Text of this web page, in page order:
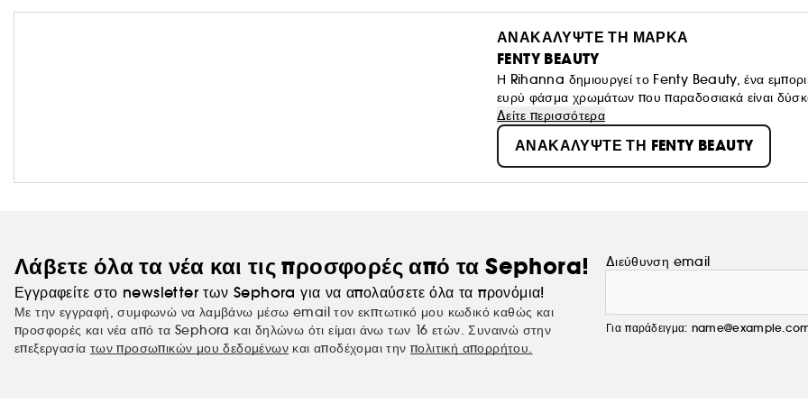
ΑΝΑΚΑΛΥΨΤΕ ΤΗ ΜΑΡΚΑ
FENTY BEAUTY
Η Rihanna δημιουργεί το Fenty Beauty, ένα
ευρύ φάσμα χρωμάτων που παραδοσιακά είναι
όραμά του: "Το μακιγιάζ είναι για διασκέδαση και
ότι είσαι στολή. Να είσαι ελεύθερος να αδράξεις
Δείτε περισσότερα
ΑΝΑΚΑΛΥΨΤΕ ΤΗ FENTY BEAUTY
Λάβετε όλα τα νέα και τις προσφορές από τα Sephora!
Εγγραφείτε στο newsletter των Sephora για να απολαύσετε όλα τα προνόμια!
Με την εγγραφή, συμφωνώ να λαμβάνω μέσω email τον εκπτωτικό μου κωδικό καθώς και
προσφορές και νέα από τα Sephora και δηλώνω ότι είμαι άνω των 16 ετών. Συναινώ στην
επεξεργασία των προσωπικών μου δεδομένων και αποδέχομαι τηνπολιτική απορρήτου.
Διεύθυνση email
Για παράδειγμα: